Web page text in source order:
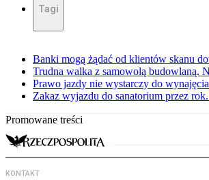
Tagi
Banki mogą żądać od klientów skanu
Trudna walka z samowolą
Prawo jazdy nie wystarczy do
Zakaz wyjazdu do sanatorium przez
Promowane treści
KONTAKT